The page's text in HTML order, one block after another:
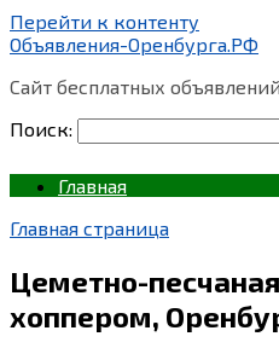
Перейти к контенту
Объявления-Оренбурга.РФ
Сайт бесплатных
Поиск:
Главная
Главная страница
Цеметно-
хоппером,